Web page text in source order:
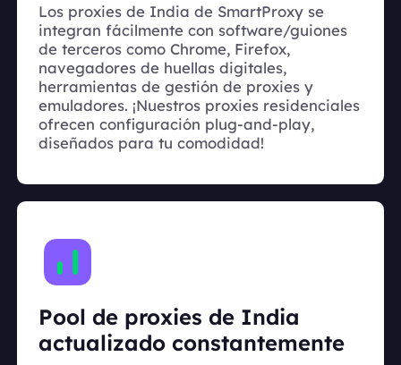
Los proxies de India de SmartProxy se
integran fácilmente con software/guiones
de terceros como Chrome, Firefox,
navegadores de huellas digitales,
herramientas de gestión de proxies y
emuladores. ¡Nuestros proxies residenciales
ofrecen configuración plug-and-play,
diseñados para tu comodidad!
Pool de proxies de India
actualizado constantemente